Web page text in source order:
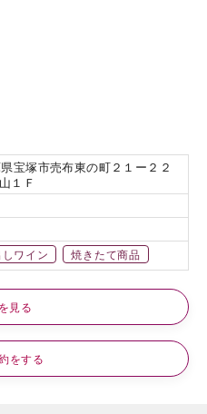
宝塚市売布東の町２１ー２２
１Ｆ
ワイン 焼きたて商品
見る
をする